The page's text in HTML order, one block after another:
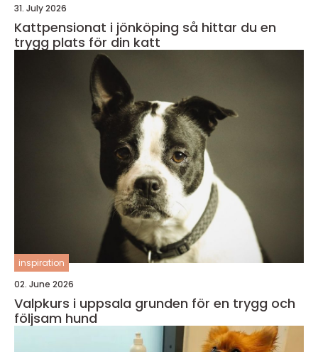
31. July 2026
Kattpensionat i jönköping så hittar du en
trygg plats för din katt
inspiration
02. June 2026
Valpkurs i uppsala grunden för en trygg och
följsam hund